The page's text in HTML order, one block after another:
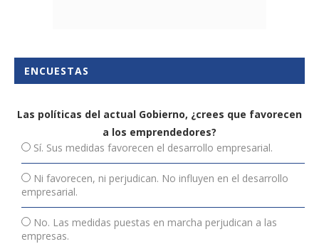
ENCUESTAS
Las políticas del actual Gobierno, ¿crees que favorecen
a los emprendedores?
Sí. Sus medidas favorecen el desarrollo empresarial.
Ni favorecen, ni perjudican. No influyen en el desarrollo
empresarial.
No. Las medidas puestas en marcha perjudican a las
empresas.